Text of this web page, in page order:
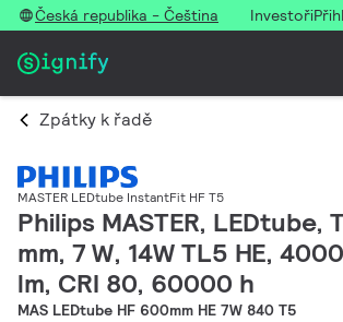
Česká republika - Čeština Investoři
Zpátky k řadě
MASTER LEDtube InstantFit HF T5
Philips MASTER, LEDtube,
mm, 7 W, 14W TL5 HE,
lm, CRI 80, 60000 h
MAS LEDtube HF 600mm HE 7W 840 T5